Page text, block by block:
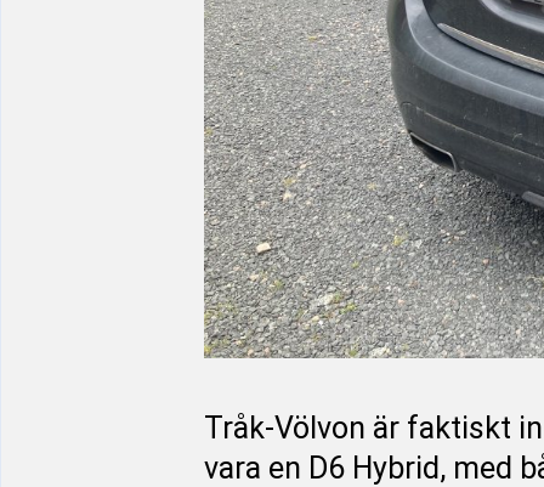
Tråk-Völvon är faktiskt
vara en D6 Hybrid, med